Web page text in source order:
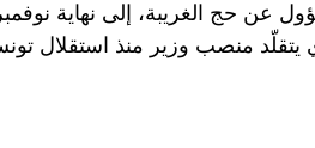
عن حج الغريبة، إلى نهاية
منصب وزير منذ استقلال تونس،